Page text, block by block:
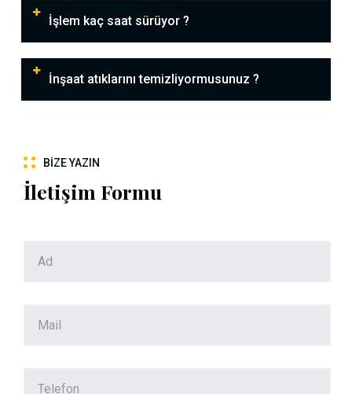
İşlem kaç saat sürüyor ?
İnşaat atıklarını temizliyormusunuz ?
BIZE YAZIN
İletişim Formu